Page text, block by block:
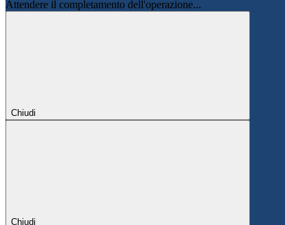
Attendere il completamento dell'operazione...
Chiudi
Chiudi